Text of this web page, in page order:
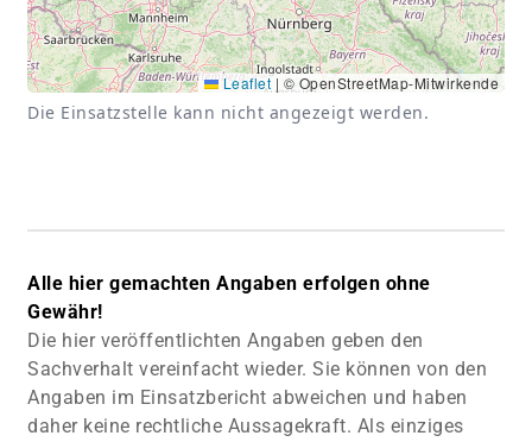
Leaflet | © OpenStreetMap-Mitwirkende
Die Einsatzstelle kann nicht angezeigt werden.
Alle hier gemachten Angaben erfolgen ohne
Gewähr!
Die hier veröffentlichten Angaben geben den
Sachverhalt vereinfacht wieder. Sie können von den
Angaben im Einsatzbericht abweichen und haben
daher keine rechtliche Aussagekraft. Als einziges